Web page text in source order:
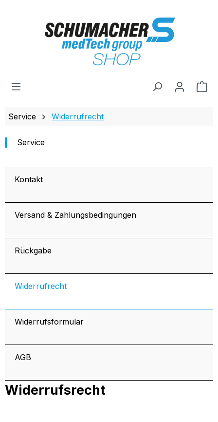
Service Widerrufrecht
Service
Kontakt
Versand & Zahlungsbedingungen
Rückgabe
Widerrufrecht
Widerrufsformular
AGB
Widerrufsrecht